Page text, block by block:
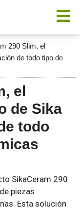
290 Slim, el
de todo tipo de
el
de Sika
todo
SikaCeram 290
piezas
Esta solución